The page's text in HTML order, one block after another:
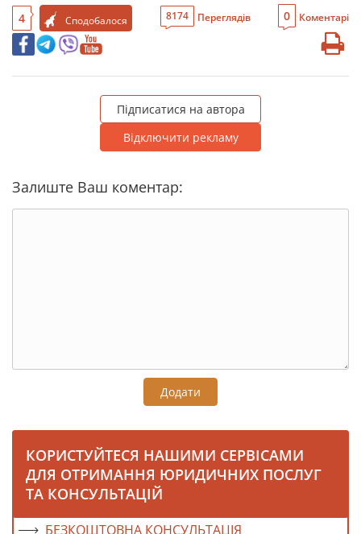
4 Сподобалося 8174 Переглядів 0 Коментарі
Підписатися на автора
Відключити рекламу
Залиште Ваш коментар:
Додати
КОРИСТУЙТЕСЯ НАШИМИ СЕРВІСАМИ
ДЛЯ ОТРИМАННЯ ЮРИДИЧНИХ ПОСЛУГ
ТА КОНСУЛЬТАЦІЙ
БЕЗКОШТОВНА КОНСУЛЬТАЦІЯ